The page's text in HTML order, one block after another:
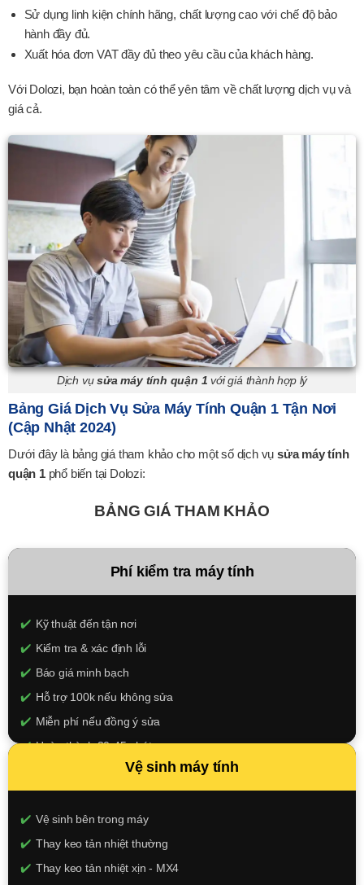
Sử dụng linh kiện chính hãng, chất lượng cao với chế độ bảo
hành đầy đủ.
Xuất hóa đơn VAT đầy đủ theo yêu cầu của khách hàng.
Với Dolozi, bạn hoàn toàn có thể yên tâm về chất lượng dịch vụ và
giá cả.
Dịch vụsửa máy tính quận 1 với giá thành hợp lý
Bảng Giá Dịch Vụ Sửa Máy Tính Quận 1 Tận Nơi
(Cập Nhật 2024)
Dưới đây là bảng giá tham khảo cho một số dịch vụ sửa máy tính
quận 1phổ biến tại Dolozi:
BẢNG GIÁ THAM KHẢO
Phí kiểm tra máy tính
Kỹ thuật đến tận nơi
Kiểm tra & xác định lỗi
Báo giá minh bạch
Hỗ trợ 100k nếu không sửa
Miễn phí nếu đồng ý sửa
Hoàn thành 30-45 phút
100.000đ
Vệ sinh máy tính
Vệ sinh bên trong máy
Thay keo tản nhiệt thường
Thay keo tản nhiệt xịn - MX4